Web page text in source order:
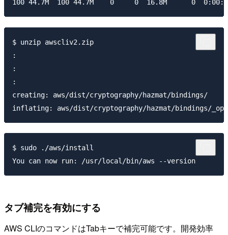
$ unzip awscliv2.zip
:
:
:
creating: aws/dist/cryptography/hazmat/bindings/
$ sudo ./aws/install
タブ補完を有効にする
AWS CLIのコマンドはTabキーで補完可能です。開発効率